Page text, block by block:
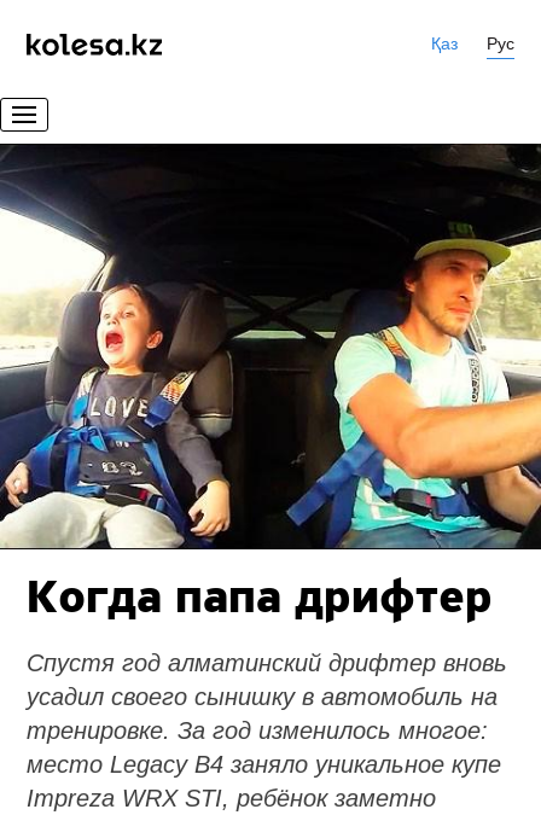
Қаз Рус
Когда папа дрифтер
Спустя год алматинский дрифтер вновь
усадил своего сынишку в автомобиль на
тренировке. За год изменилось многое:
место Legacy B4 заняло уникальное купе
Impreza WRX STI, ребёнок заметно